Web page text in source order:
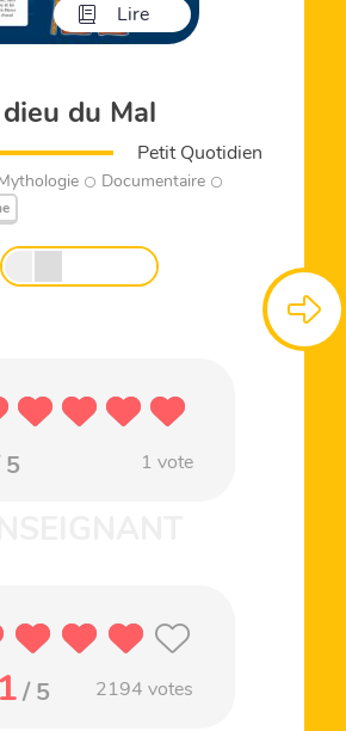
Lire
du Mal
Petit Quotidien
Documentaire
5 1 vote
/ 5 2194 votes